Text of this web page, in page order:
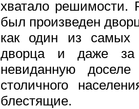
хватало
был произведен
как один из самых
дворца и даже за
невиданную
столичного
блестящие.